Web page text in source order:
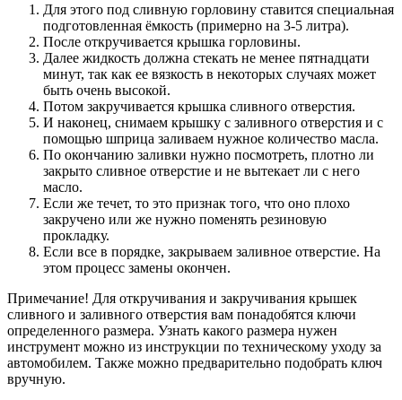
Для этого под сливную горловину ставится специальная
подготовленная ёмкость (примерно на 3-5 литра).
После откручивается крышка горловины.
Далее жидкость должна стекать не менее пятнадцати
минут, так как ее вязкость в некоторых случаях может
быть очень высокой.
Потом закручивается крышка сливного отверстия.
И наконец, снимаем крышку с заливного отверстия и с
помощью шприца заливаем нужное количество масла.
По окончанию заливки нужно посмотреть, плотно ли
закрыто сливное отверстие и не вытекает ли с него
масло.
Если же течет, то это признак того, что оно плохо
закручено или же нужно поменять резиновую
прокладку.
Если все в порядке, закрываем заливное отверстие. На
этом процесс замены окончен.
Примечание! Для откручивания и закручивания крышек
сливного и заливного отверстия вам понадобятся ключи
определенного размера. Узнать какого размера нужен
инструмент можно из инструкции по техническому уходу за
автомобилем. Также можно предварительно подобрать ключ
вручную.